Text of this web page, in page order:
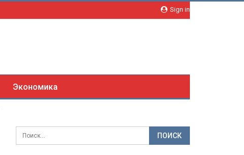
Sign in
Экономика